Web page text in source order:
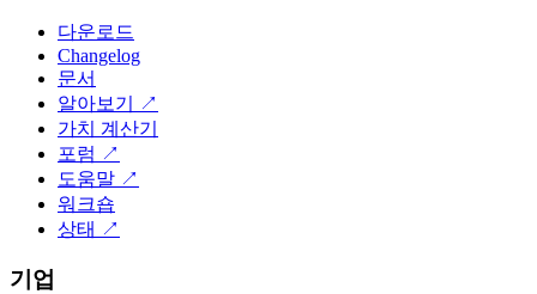
다운로드
Changelog
문서
알아보기
↗
가치 계산기
포럼 ↗
도움말 ↗
워크숍
상태 ↗
기업